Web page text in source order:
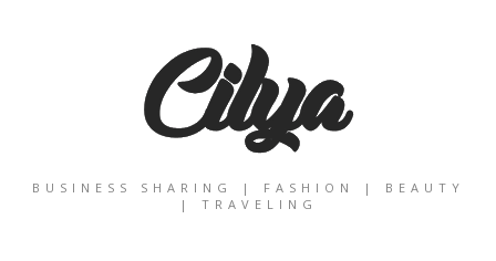
BUSINESS SHARING | FASHION | BEAUTY
| TRAVELING